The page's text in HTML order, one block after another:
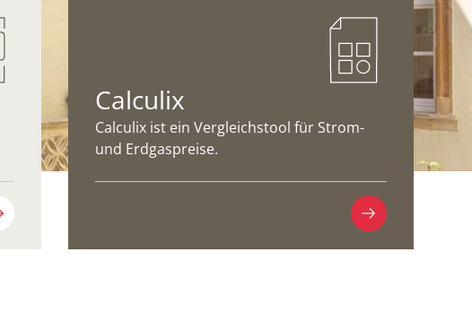
Calculix
Calculix ist ein Vergleichstool für Strom-
und Erdgaspreise.